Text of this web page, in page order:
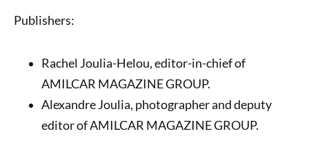
Publishers:
Rachel Joulia-Helou, editor-in-chief of
AMILCAR MAGAZINE GROUP.
Alexandre Joulia, photographer and deputy
editor of AMILCAR MAGAZINE GROUP.